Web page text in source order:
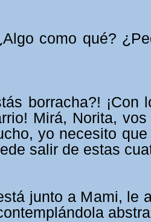
como qué?
borracha?! ¡Con
Mirá, Norita,
yo necesito
salir de estas
junto a Mami, le